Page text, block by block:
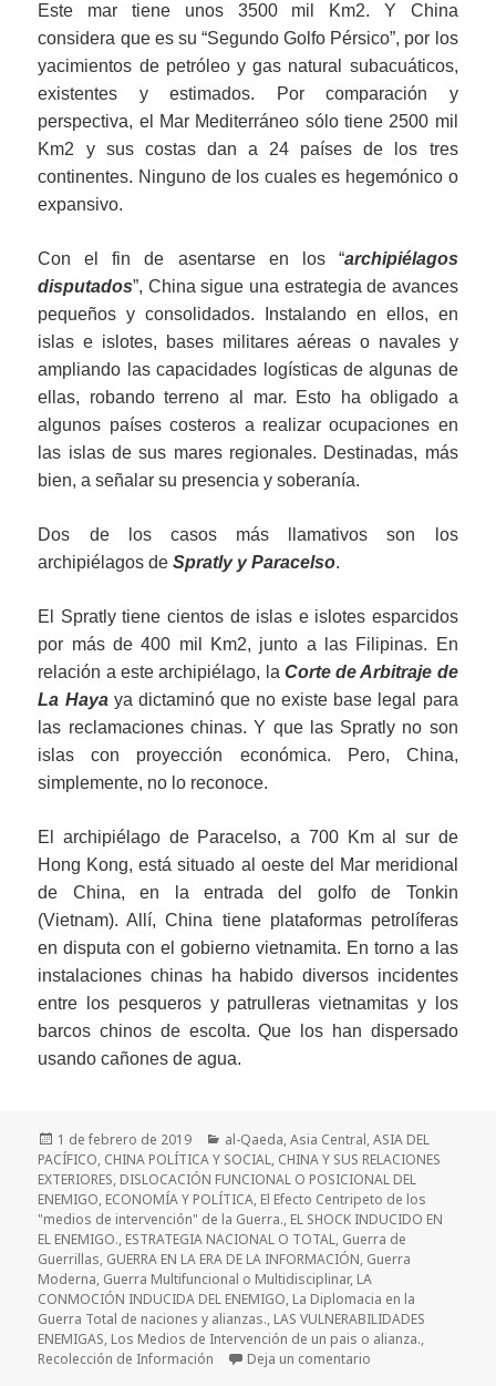
Este mar tiene unos 3500 mil Km2. Y China
considera que es su “Segundo Golfo Pérsico”, por los
yacimientos de petróleo y gas natural subacuáticos,
existentes y estimados. Por comparación y
perspectiva, el Mar Mediterráneo sólo tiene 2500 mil
Km2 y sus costas dan a 24 países de los tres
continentes. Ninguno de los cuales es hegemónico o
expansivo.
Con el fin de asentarse en los “archipiélagos
disputados”, China sigue una estrategia de avances
pequeños y consolidados. Instalando en ellos, en
islas e islotes, bases militares aéreas o navales y
ampliando las capacidades logísticas de algunas de
ellas, robando terreno al mar. Esto ha obligado a
algunos países costeros a realizar ocupaciones en
las islas de sus mares regionales. Destinadas, más
bien, a señalar su presencia y soberanía.
Dos de los casos más llamativos son los
archipiélagos deSpratly y Paracelso.
El Spratly tiene cientos de islas e islotes esparcidos
por más de 400 mil Km2, junto a las Filipinas. En
relación a este archipiélago, la Corte de Arbitraje de
La Hayaya dictaminó que no existe base legal para
las reclamaciones chinas. Y que las Spratly no son
islas con proyección económica. Pero, China,
simplemente, no lo reconoce.
El archipiélago de Paracelso, a 700 Km al sur de
Hong Kong, está situado al oeste del Mar meridional
de China, en la entrada del golfo de Tonkin
(Vietnam). Allí, China tiene plataformas petrolíferas
en disputa con el gobierno vietnamita. En torno a las
instalaciones chinas ha habido diversos incidentes
entre los pesqueros y patrulleras vietnamitas y los
barcos chinos de escolta. Que los han dispersado
usando cañones de agua.
Publicado
el
1 de febrero de 2019 Categorías
al-Qaeda,Asia Central,ASIA DEL
PACÍFICO, CHINA POLÍTICA Y SOCIAL, CHINA Y SUS RELACIONES
EXTERIORES, DISLOCACIÓN FUNCIONAL O POSICIONAL DEL
ENEMIGO, ECONOMÍA Y POLÍTICA, El Efecto Centripeto de los
"medios de intervención" de la Guerra., EL SHOCK INDUCIDO EN
EL ENEMIGO., ESTRATEGIA NACIONAL O TOTAL, Guerra de
Guerrillas, GUERRA EN LA ERA DE LA INFORMACIÓN, Guerra
Moderna, Guerra Multifuncional o Multidisciplinar, LA
CONMOCIÓN INDUCIDA DEL ENEMIGO, La Diplomacia en la
Guerra Total de naciones y alianzas., LAS VULNERABILIDADES
ENEMIGAS, Los Medios de Intervención de un pais o alianza.,
Recolección de Información
Deja un comentario